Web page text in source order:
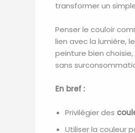
transformer un
Penser le couloir
lien avec la lumière,
peinture bien
sans
En bref :
Privilégier des
Utiliser la couleur